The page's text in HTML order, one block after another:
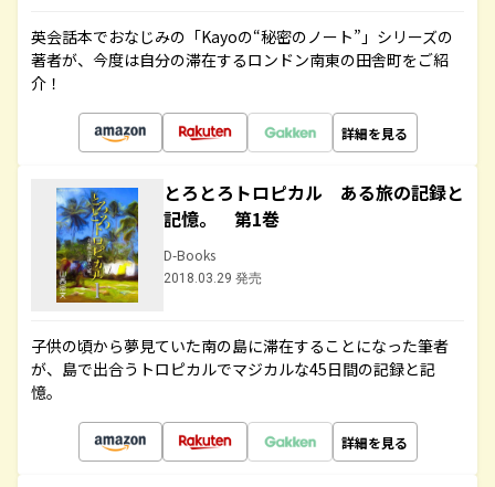
英会話本でおなじみの「Kayoの“秘密のノート”」シリーズの
著者が、今度は自分の滞在するロンドン南東の田舎町をご紹
介！
詳細を見る
とろとろトロピカル ある旅の記録と
記憶。 第1巻
D-Books
2018.03.29 発売
子供の頃から夢見ていた南の島に滞在することになった筆者
が、島で出合うトロピカルでマジカルな45日間の記録と記
憶。
詳細を見る